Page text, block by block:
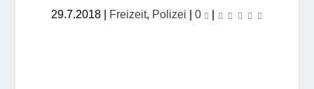
29.7.2018| Freizeit, Polizei | 0 |